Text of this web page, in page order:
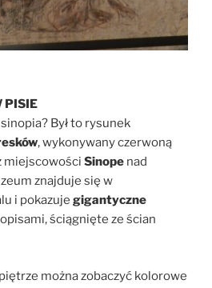
PISIE
Był to rysunek
, wykonywany czerwoną
miejscowości Sinope nad
znajduje się w
i pokazuje gigantyczne
ściągnięte ze ścian
można zobaczyć kolorowe